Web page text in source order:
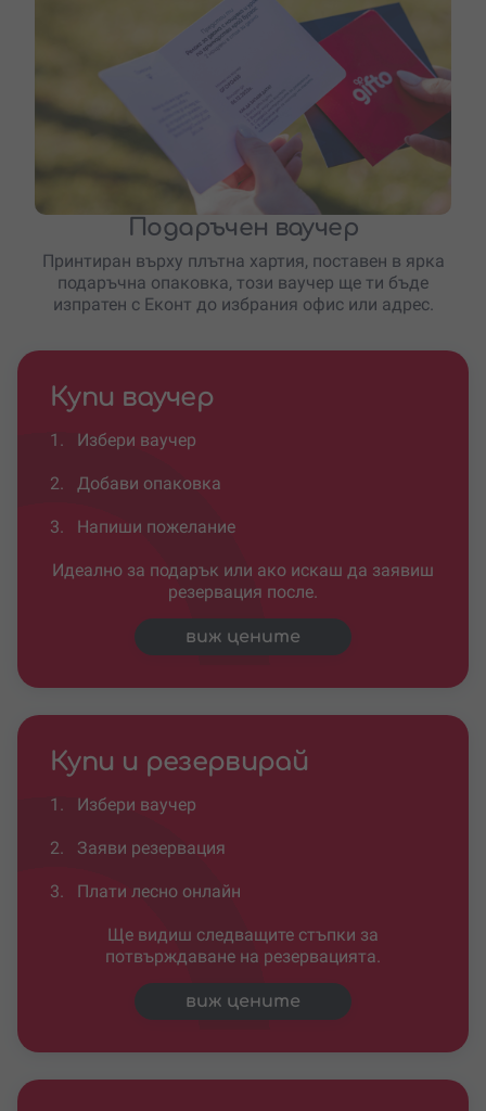
Подаръчен ваучер
Принтиран върху плътна хартия, поставен в ярка
подаръчна опаковка, този ваучер ще ти бъде
изпратен с Еконт до избрания офис или адрес.
Купи ваучер
1. Избери ваучер
2. Добави опаковка
3. Напиши пожелание
Идеално за подарък или ако искаш да заявиш
резервация после.
виж цените
Купи и резервирай
1. Избери ваучер
2. Заяви резервация
3. Плати лесно онлайн
Ще видиш следващите стъпки за
потвърждаване на резервацията.
виж цените